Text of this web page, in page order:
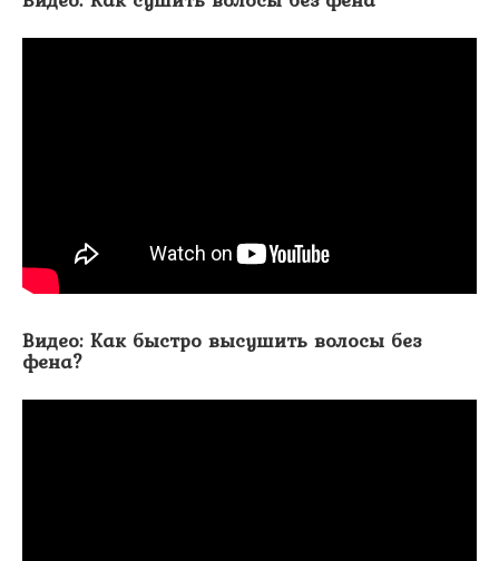
Видео: Как быстро высушить волосы без
фена?